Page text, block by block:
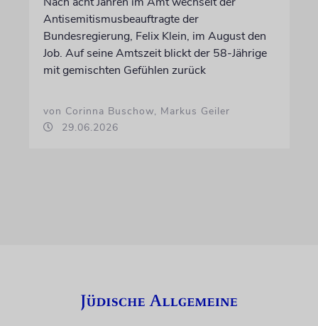
Antisemitismusbeauftragte der
Bundesregierung, Felix Klein, im August den
Job. Auf seine Amtszeit blickt der 58-Jährige
mit gemischten Gefühlen zurück
von Corinna Buschow, Markus Geiler
29.06.2026